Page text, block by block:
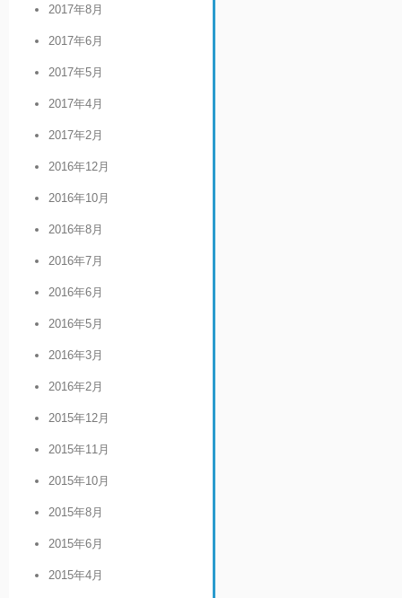
2017年8月
2017年6月
2017年5月
2017年4月
2017年2月
2016年12月
2016年10月
2016年8月
2016年7月
2016年6月
2016年5月
2016年3月
2016年2月
2015年12月
2015年11月
2015年10月
2015年8月
2015年6月
2015年4月